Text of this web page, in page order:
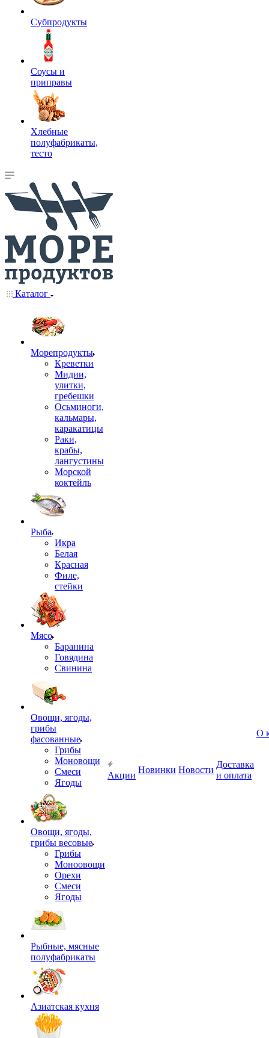
Субпродукты
Соусы и
приправы
Хлебные
полуфабрикаты,
тесто
Каталог
Морепродукты
Креветки
Мидии,
улитки,
гребешки
Осьминоги,
кальмары,
каракатицы
Раки,
крабы,
лангустины
Морской
коктейль
Рыба
Икра
Белая
Красная
Филе,
стейки
Мясо
Баранина
Говядина
Свинина
Овощи, ягоды,
грибы
фасованные
Грибы
Моновощи
Смеси
Ягоды
Овощи, ягоды,
грибы весовые
Грибы
Моноовощи
Орехи
Смеси
Ягоды
Рыбные, мясные
полуфабрикаты
Азиатская кухня
Акции
Новинки Новости
Доставка
и оплата
О